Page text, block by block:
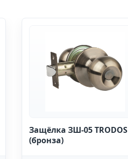
Защёлка ЗШ-05 TRODOS
(бронза)